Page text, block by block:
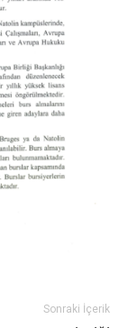
Sonraki İçerik